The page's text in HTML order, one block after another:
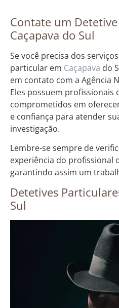
Contate um
Caçapava do Sul
Se você precisa dos
particular em Caçapava do
em contato com a Agência
Eles possuem profissionais
comprometidos em
e confiança para atender
investigação.
Lembre-se sempre de
experiência do profissional
garantindo assim um
Detetives
Sul